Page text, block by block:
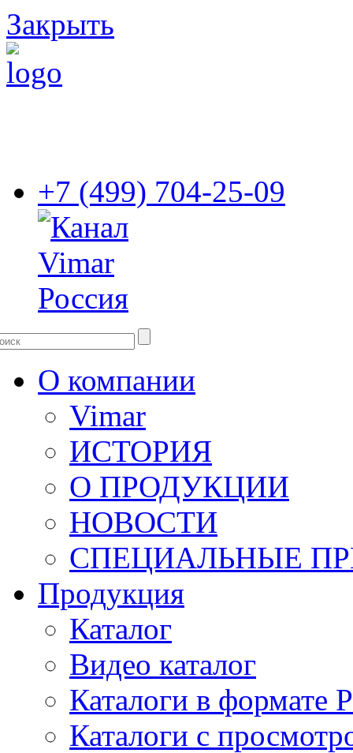
Закрыть
+7 (499) 704-25-09
О компании
Vimar
ИСТОРИЯ
О ПРОДУКЦИИ
НОВОСТИ
СПЕЦИАЛЬНЫЕ
Продукция
Каталог
Видео каталог
Каталоги в формате
Каталоги с